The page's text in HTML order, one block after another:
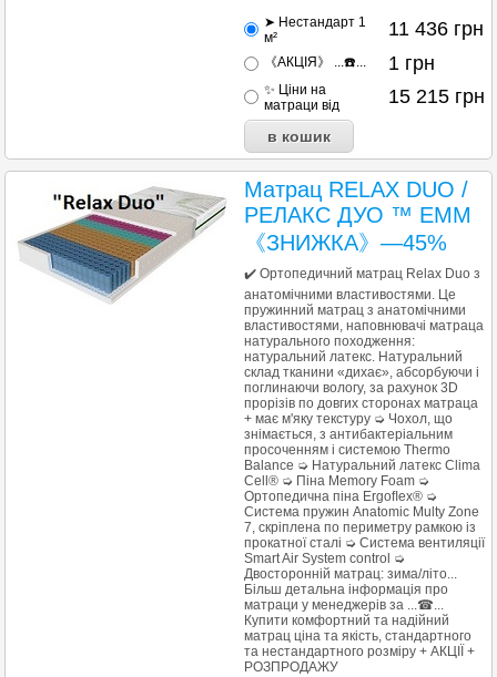
➤ Нестандарт 1
м²
11 436 грн
《АКЦІЯ》 ...☎️... 1 грн
✨ Ціни на
матраци від
15 215 грн
Матрац RELAX DUO /
РЕЛАКС ДУО ™ ЕММ
《ЗНИЖКА》—45%
✔️ Ортопедичний матрац Relax Duo з
анатомічними властивостями. Це
пружинний матрац з анатомічними
властивостями, наповнювачі матраца
натурального походження:
натуральний латекс. Натуральний
склад тканини «дихає», абсорбуючи і
поглинаючи вологу, за рахунок 3D
прорізів по довгих сторонах матраца
+ має м'яку текстуру ➭ Чохол, що
знімається, з антибактеріальним
просоченням і системою Thermo
Balance ➭ Натуральний латекс Clima
Cell® ➭ Піна Memory Foam ➭
Ортопедична піна Ergoﬂex® ➭
Система пружин Anatomic Multy Zone
7, скріплена по периметру рамкою із
прокатної сталі ➭ Система вентиляції
Smart Air System control ➭
Двосторонній матрац: зима/літо...
Більш детальна інформація про
матраци у менеджерів за ...☎...
Купити комфортний та надійний
матрац ціна та якість, стандартного
та нестандартного розміру + АКЦІЇ +
РОЗПРОДАЖУ